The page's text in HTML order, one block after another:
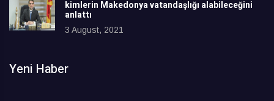
kimlerin Makedonya vatandaşlığı alabileceğini
anlattı
3 August, 2021
Yeni Haber